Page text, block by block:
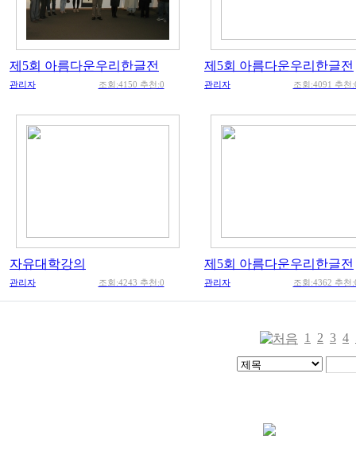
제5회 아름다운우리한글전
관리자 조회:4150 추천:0
제5회 아름다운우리한글전
관리자 조회:4091 추천
자유대학강의
관리자 조회:4243 추천:0
제5회 아름다운우리한글전
관리자 조회:4362 추천
1 2 3 4